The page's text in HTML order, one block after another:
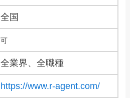
全国
可
全業界、全職種
https://www.r-agent.com/